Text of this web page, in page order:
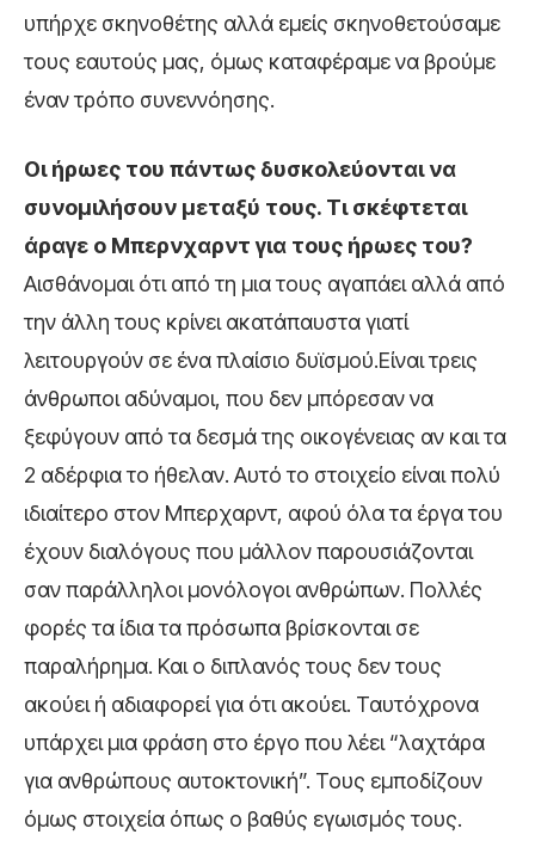
υπήρχε σκηνοθέτης αλλά εμείς σκηνοθετούσαμε
τους εαυτούς μας, όμως καταφέραμε να βρούμε
έναν τρόπο συνεννόησης.
Οι ήρωες του πάντως δυσκολεύονται να
συνομιλήσουν μεταξύ τους. Τι σκέφτεται
άραγε ο Μπερνχαρντ για τους ήρωες του?
Αισθάνομαι ότι από τη μια τους αγαπάει αλλά από
την άλλη τους κρίνει ακατάπαυστα γιατί
λειτουργούν σε ένα πλαίσιο δυϊσμού.Είναι τρεις
άνθρωποι αδύναμοι, που δεν μπόρεσαν να
ξεφύγουν από τα δεσμά της οικογένειας αν και τα
2 αδέρφια το ήθελαν. Αυτό το στοιχείο είναι πολύ
ιδιαίτερο στον Μπερχαρντ, αφού όλα τα έργα του
έχουν διαλόγους που μάλλον παρουσιάζονται
σαν παράλληλοι μονόλογοι ανθρώπων. Πολλές
φορές τα ίδια τα πρόσωπα βρίσκονται σε
παραλήρημα. Και ο διπλανός τους δεν τους
ακούει ή αδιαφορεί για ότι ακούει. Ταυτόχρονα
υπάρχει μια φράση στο έργο που λέει “λαχτάρα
για ανθρώπους αυτοκτονική”. Τους εμποδίζουν
όμως στοιχεία όπως ο βαθύς εγωισμός τους.